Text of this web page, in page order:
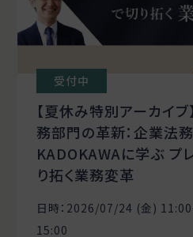
受付中
【夏休み特別アーカイブ
務部門の革新：企業法
KADOKAWAに学ぶ プ
り拓く業務変革
日時：2026/07/24 (金)
15:00